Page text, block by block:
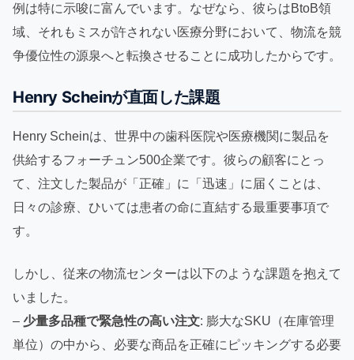
例は特に示唆に富んでいます。なぜなら、彼らはBtoB領
域、それもミスが許されない医療分野において、物流を競
争優位性の源泉へと転換させることに成功したからです。
Henry Scheinが直面した課題
Henry Scheinは、世界中の歯科医院や医療機関に製品を
供給するフォーチュン500企業です。彼らの顧客にとっ
て、注文した製品が「正確」に「迅速」に届くことは、
日々の診療、ひいては患者の命に直結する最重要事項で
す。
しかし、従来の物流センターは以下のような課題を抱えて
いました。
– 少量多品種で緊急性の高い注文: 膨大なSKU（在庫管理
単位）の中から、必要な商品を正確にピッキングする必要